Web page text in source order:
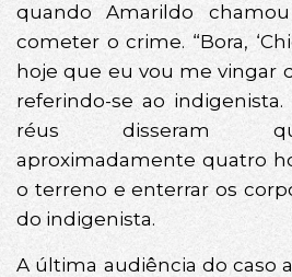
quando Amarildo
cometer o crime. “Bora,
hoje que eu vou me vingar
referindo-se ao indigenista.
réus disseram
aproximadamente quatro
o terreno e enterrar os
do indigenista.
A última audiência do caso